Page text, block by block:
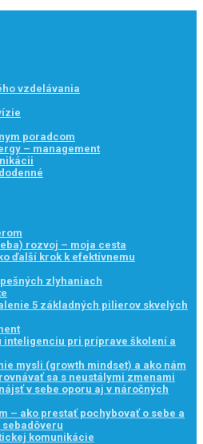
vzdelávania
poradcom
– management
rozvoj – moja cesta
ďalší krok k efektívnemu
zlyhaniach
5 základných pilierov skvelých
inteligenciu pri príprave školení a
mysli (growth mindset) a ako nám
sa s neustálymi zmenami
v sebe oporu aj v náročných
– ako prestať pochybovať o sebe a
komunikácie